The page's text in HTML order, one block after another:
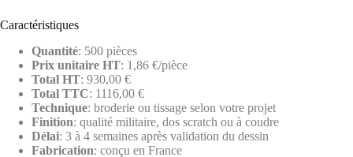
Caractéristiques
Quantité: 500 pièces
Prix unitaire HT: 1,86 €/pièce
Total HT: 930,00 €
Total TTC: 1116,00 €
Technique: broderie ou tissage selon votre projet
Finition: qualité militaire, dos scratch ou à coudre
Délai: 3 à 4 semaines après validation du dessin
Fabrication: conçu en France